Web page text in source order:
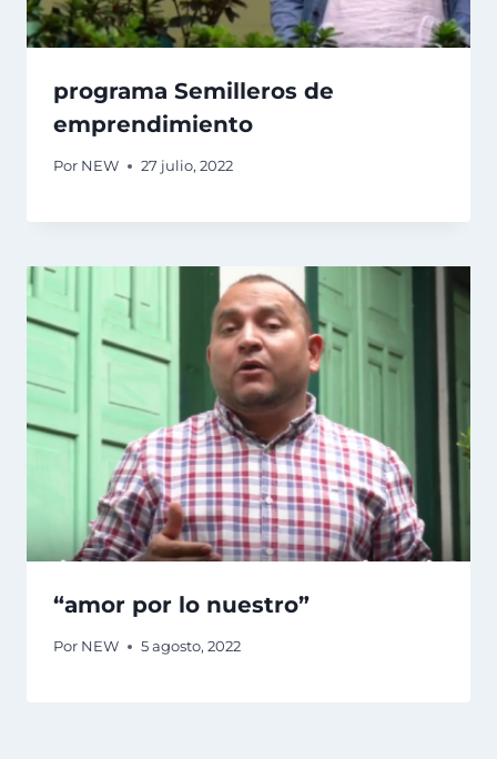
programa Semilleros de
emprendimiento
Por NEW 27 julio, 2022
“amor por lo nuestro”
Por NEW 5 agosto, 2022